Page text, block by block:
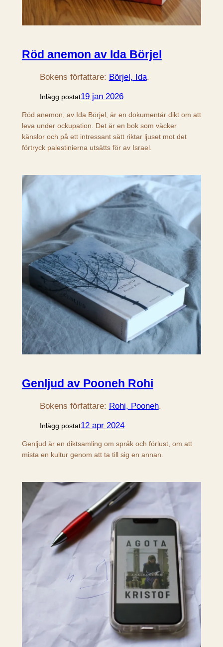
Röd anemon av Ida Börjel
Bokens författare: Börjel, Ida.
Inlägg postat19 jan 2026
Röd anemon, av Ida Börjel, är en dokumentär dikt om att
leva under ockupation. Det är en bok som väcker
känslor och på ett intressant sätt riktar ljuset mot det
förtryck palestinierna utsätts för av Israel.
Genljud av Pooneh Rohi
Bokens författare: Rohi, Pooneh.
Inlägg postat12 apr 2024
Genljud är en diktsamling om språk och förlust, om att
mista en kultur genom att ta till sig en annan.